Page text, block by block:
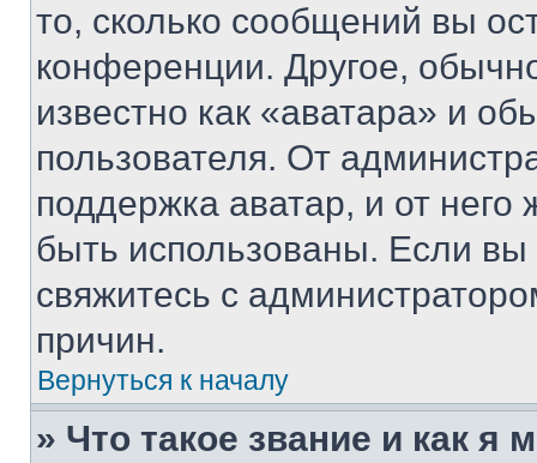
то, сколько сообщений вы
конференции. Другое,
известно как «аватара» и
пользователя. От
поддержка аватар, и от него
быть использованы. Если
свяжитесь с
причин.
Вернуться к началу
» Что такое звание и как я